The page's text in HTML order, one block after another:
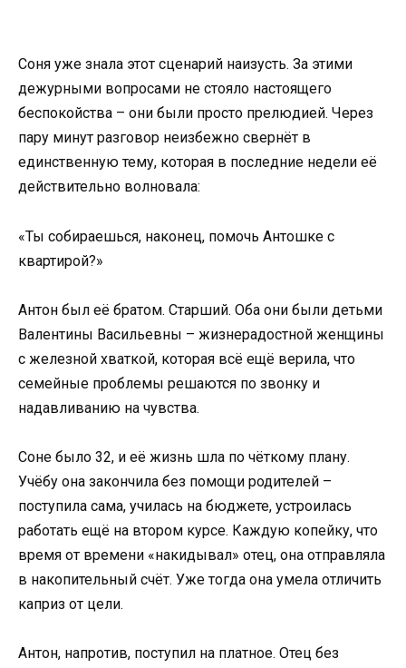
Соня уже знала этот сценарий наизусть. За этими
дежурными вопросами не стояло настоящего
беспокойства – они были просто прелюдией. Через
пару минут разговор неизбежно свернёт в
единственную тему, которая в последние недели её
действительно волновала:
«Ты собираешься, наконец, помочь Антошке с
квартирой?»
Антон был её братом. Старший. Оба они были детьми
Валентины Васильевны – жизнерадостной женщины
с железной хваткой, которая всё ещё верила, что
семейные проблемы решаются по звонку и
надавливанию на чувства.
Соне было 32, и её жизнь шла по чёткому плану.
Учёбу она закончила без помощи родителей –
поступила сама, училась на бюджете, устроилась
работать ещё на втором курсе. Каждую копейку, что
время от времени «накидывал» отец, она отправляла
в накопительный счёт. Уже тогда она умела отличить
каприз от цели.
Антон, напротив, поступил на платное. Отец без